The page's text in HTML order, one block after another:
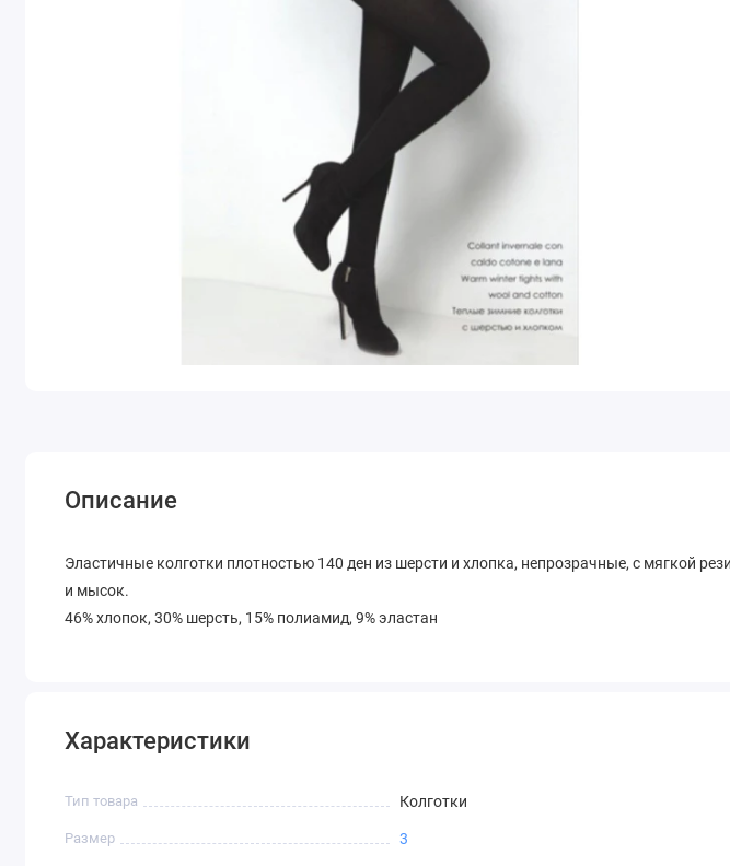
Описание
Эластичные колготки плотностью 140 ден из шерсти и хлопка, непрозрачные, с мягкой
и мысок.
46% хлопок, 30% шерсть, 15% полиамид, 9% эластан
Характеристики
Тип товара Колготки
Размер 3